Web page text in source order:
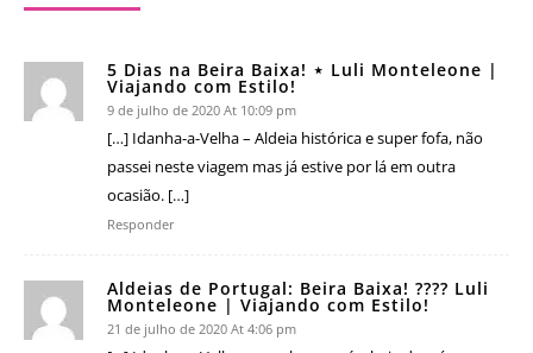
5 Dias na Beira Baixa! ⋆ Luli Monteleone |
Viajando com Estilo!
9 de julho de 2020 At 10:09 pm
[…] Idanha-a-Velha – Aldeia histórica e super fofa, não
passei neste viagem mas já estive por lá em outra
ocasião. […]
Responder
Aldeias de Portugal: Beira Baixa! ???? Luli
Monteleone | Viajando com Estilo!
21 de julho de 2020 At 4:06 pm